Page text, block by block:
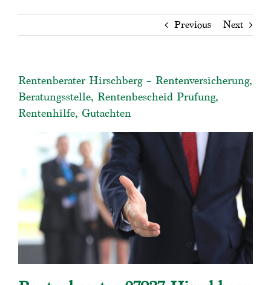
Previous Next
Rentenberater Hirschberg – Rentenversicherung,
Beratungsstelle, Rentenbescheid Prüfung,
Rentenhilfe, Gutachten